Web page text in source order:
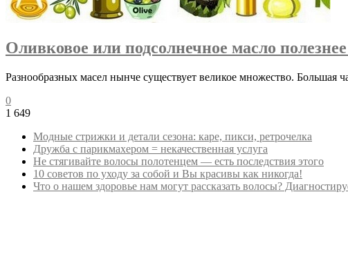
Оливковое или подсолнечное масло
Разнообразных масел нынче существует великое множество. Большая
0
1 649
Модные стрижки и детали сезона: каре, пикси, ретрочелка
Дружба с парикмахером = некачественная услуга
Не стягивайте волосы полотенцем — есть последствия этого
10 советов по уходу за собой и Вы красивы как никогда!
Что о нашем здоровье нам могут рассказать волосы?